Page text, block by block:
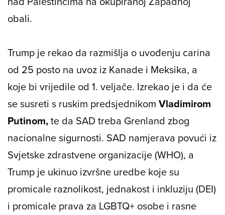
obali.
Trump je rekao da razmišlja o uvođenju carina
od 25 posto na uvoz iz Kanade i Meksika, a
koje bi vrijedile od 1. veljače. Izrekao je i da će
se susreti s ruskim predsjednikom Vladimirom
Putinom,te da SAD treba Grenland zbog
nacionalne sigurnosti. SAD namjerava povući iz
Svjetske zdrastvene organizacije (WHO), a
Trump je ukinuo izvršne uredbe koje su
promicale raznolikost, jednakost i inkluziju (DEI)
i promicale prava za LGBTQ+ osobe i rasne